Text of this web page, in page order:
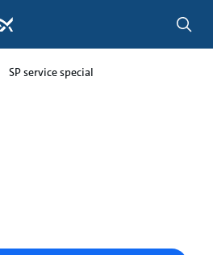
SP service special